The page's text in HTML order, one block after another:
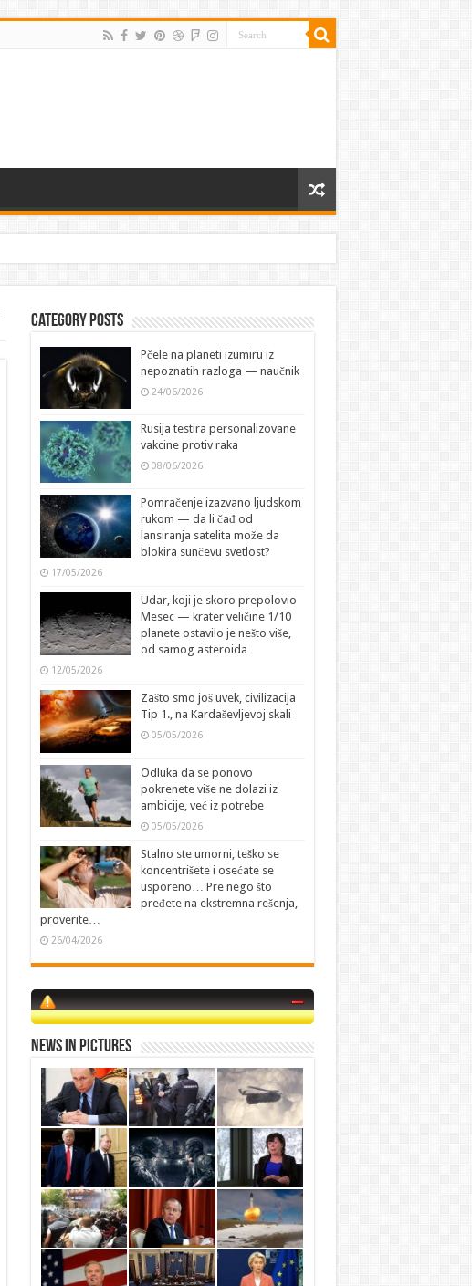
Category Posts
Pčele na planeti izumiru iz
nepoznatih razloga — naučnik
24/06/2026
Rusija testira personalizovane
vakcine protiv raka
08/06/2026
Pomračenje izazvano ljudskom
rukom — da li čađ od
lansiranja satelita može da
blokira sunčevu svetlost?
17/05/2026
Udar, koji je skoro prepolovio
Mesec — krater veličine 1/10
planete ostavilo je nešto više,
od samog asteroida
12/05/2026
Zašto smo još uvek, civilizacija
Tip 1., na Kardaševljevoj skali
05/05/2026
Odluka da se ponovo
pokrenete više ne dolazi iz
ambicije, već iz potrebe
05/05/2026
Stalno ste umorni, teško se
koncentrišete i osećate se
usporeno… Pre nego što
pređete na ekstremna rešenja,
proverite…
26/04/2026
News in Pictures